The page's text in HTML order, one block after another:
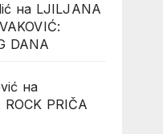
на LJILJANA
DANA
на
PRIČA